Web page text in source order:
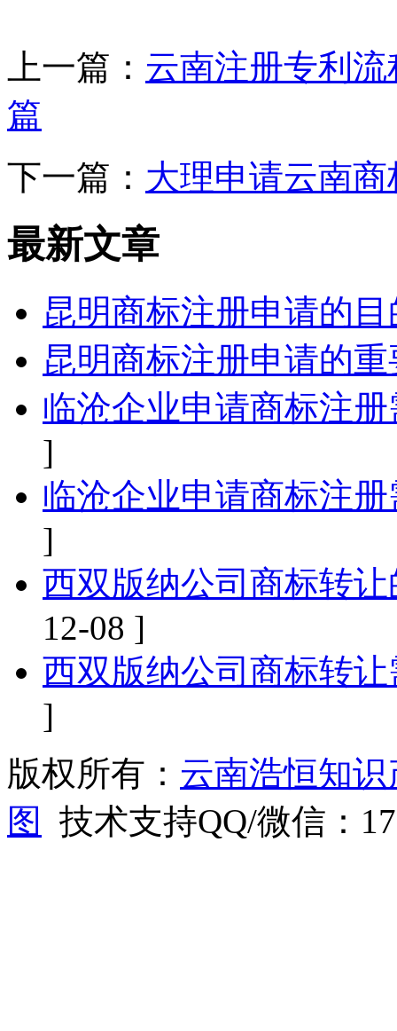
上一篇： 云南注册专利
篇
下一篇： 大理申请云南
最新文章
昆明商标注册申请的
昆明商标注册申请的
临沧企业申请商标注
]
临沧企业申请商标注
]
西双版纳公司商标转
12-08 ]
西双版纳公司商标转
]
版权所有： 云南浩恒知
图
技术支持QQ/微信：